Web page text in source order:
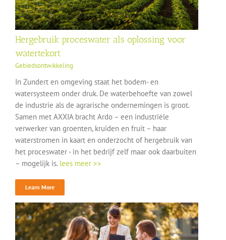
Hergebruik proceswater als oplossing voor
watertekort
Gebiedsontwikkeling
In Zundert en omgeving staat het bodem- en
watersysteem onder druk. De waterbehoefte van zowel
de industrie als de agrarische ondernemingen is groot.
Samen met AXXIA bracht Ardo – een industriële
verwerker van groenten, kruiden en fruit – haar
waterstromen in kaart en onderzocht of hergebruik van
het proceswater - in het bedrijf zelf maar ook daarbuiten
– mogelijk is. lees meer >>
Learn More